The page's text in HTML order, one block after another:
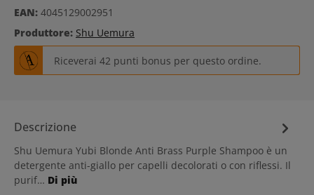
EAN: 4045129002951
Produttore: Shu Uemura
Riceverai 42 punti bonus per questo ordine.
Descrizione
Shu Uemura Yubi Blonde Anti Brass Purple Shampoo è un
detergente anti-giallo per capelli decolorati o con riflessi. Il
purif… Di più